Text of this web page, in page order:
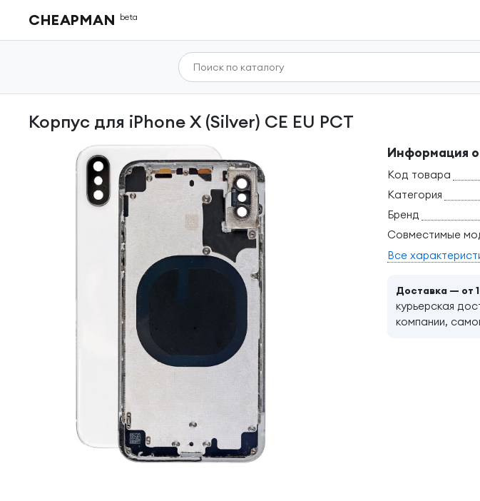
CHEAPMAN beta
Корпус для iPhone X (Silver) CE EU РСТ
Информация
Код товара
Категория
Бренд
Совместимые
Все
Доставка — от
курьерская
компании,